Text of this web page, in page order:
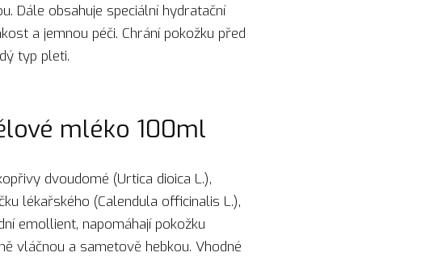
Dále obsahuje speciální hydratační
a jemnou péči. Chrání pokožku před
typ pleti.
mléko 100ml
dvoudomé (Urtica dioica L.),
lékařského (Calendula officinalis L.),
emollient, napomáhají pokožku
vláčnou a sametově hebkou. Vhodné